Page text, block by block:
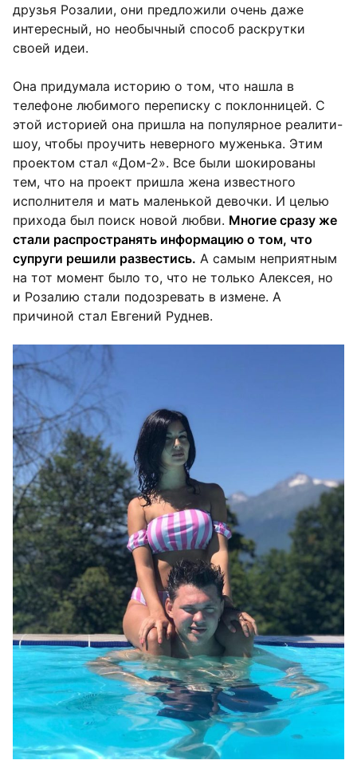
друзья Розалии, они предложили очень даже
интересный, но необычный способ раскрутки
своей идеи.
Она придумала историю о том, что нашла в
телефоне любимого переписку с поклонницей. С
этой историей она пришла на популярное реалити-
шоу, чтобы проучить неверного муженька. Этим
проектом стал «Дом-2». Все были шокированы
тем, что на проект пришла жена известного
исполнителя и мать маленькой девочки. И целью
прихода был поиск новой любви. Многие сразу же
стали распространять информацию о том, что
супруги решили развестись. А самым неприятным
на тот момент было то, что не только Алексея, но
и Розалию стали подозревать в измене. А
причиной стал Евгений Руднев.